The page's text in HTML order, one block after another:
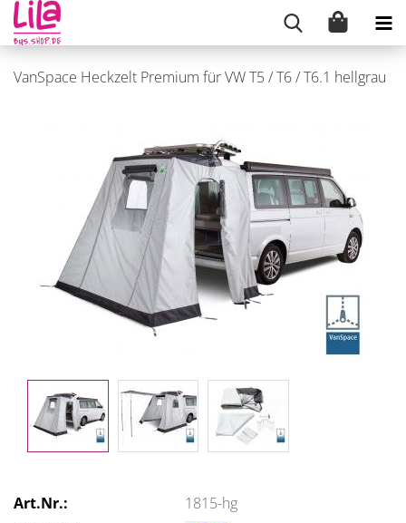
VanSpace Heckzelt Premium für VW T5 / T6 / T6.1 hellgrau
Art.Nr.:
1815-hg